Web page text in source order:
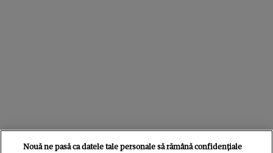
Nouă ne pasă ca datele tale personale să rămână confidențiale